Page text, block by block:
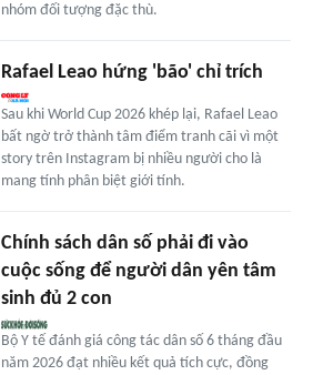
nhóm đối tượng đặc thù.
Rafael Leao hứng 'bão' chỉ trích
Sau khi World Cup 2026 khép lại, Rafael Leao
bất ngờ trở thành tâm điểm tranh cãi vì một
story trên Instagram bị nhiều người cho là
mang tính phân biệt giới tính.
Chính sách dân số phải đi vào
cuộc sống để người dân yên tâm
sinh đủ 2 con
Bộ Y tế đánh giá công tác dân số 6 tháng đầu
năm 2026 đạt nhiều kết quả tích cực, đồng